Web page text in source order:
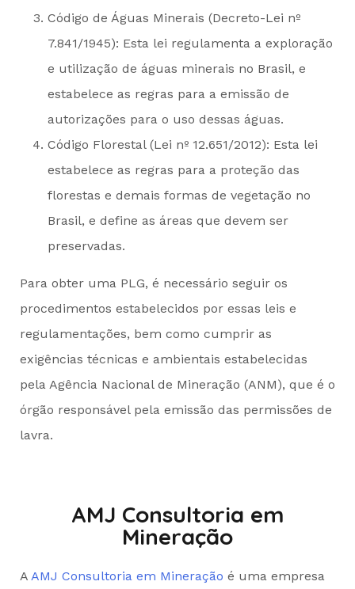
Código de Águas Minerais (Decreto-Lei nº
7.841/1945): Esta lei regulamenta a exploração
e utilização de águas minerais no Brasil, e
estabelece as regras para a emissão de
autorizações para o uso dessas águas.
Código Florestal (Lei nº 12.651/2012): Esta lei
estabelece as regras para a proteção das
florestas e demais formas de vegetação no
Brasil, e define as áreas que devem ser
preservadas.
Para obter uma PLG, é necessário seguir os
procedimentos estabelecidos por essas leis e
regulamentações, bem como cumprir as
exigências técnicas e ambientais estabelecidas
pela Agência Nacional de Mineração (ANM), que é o
órgão responsável pela emissão das permissões de
lavra.
AMJ Consultoria em
Mineração
A AMJ Consultoria em Mineração é uma empresa